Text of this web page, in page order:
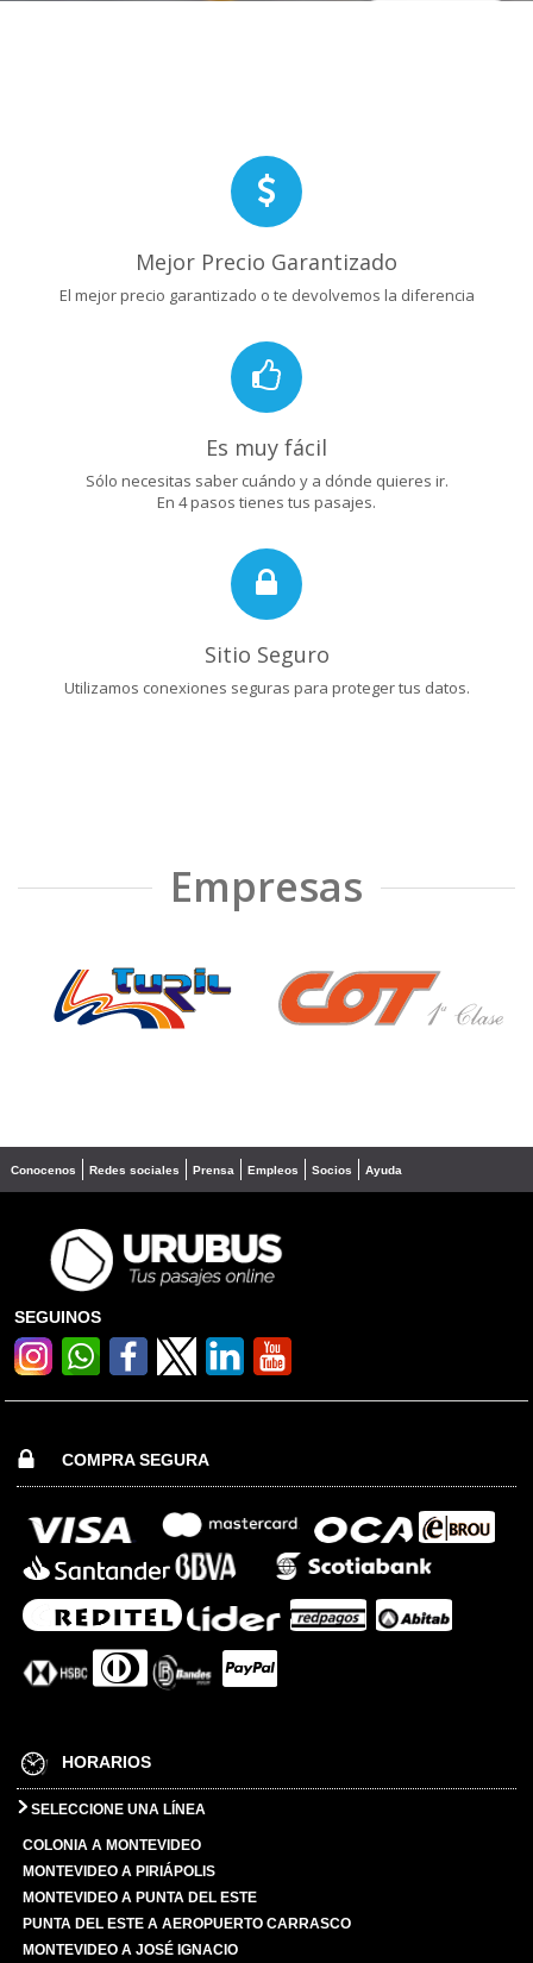
Mejor Precio Garantizado
El mejor precio garantizado o te devolvemos la diferencia
Es muy fácil
Sólo necesitas saber cuándo y a dónde quieres ir.
En 4 pasos tienes tus pasajes.
Sitio Seguro
Utilizamos conexiones seguras para proteger tus datos.
Empresas
❮ ❯
Conocenos Redes sociales Prensa Empleos Socios Ayuda
SEGUINOS
COMPRA SEGURA
HORARIOS
SELECCIONE UNA LÍNEA
COLONIA A MONTEVIDEO
MONTEVIDEO A PIRIÁPOLIS
MONTEVIDEO A PUNTA DEL ESTE
PUNTA DEL ESTE A AEROPUERTO CARRASCO
MONTEVIDEO A JOSÉ IGNACIO